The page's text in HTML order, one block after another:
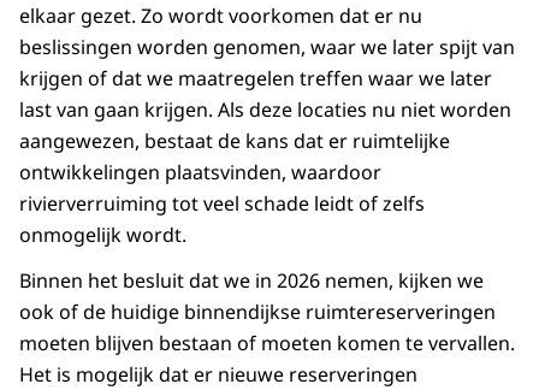
elkaar gezet. Zo wordt voorkomen dat er nu
beslissingen worden genomen, waar we later spijt van
krijgen of dat we maatregelen treffen waar we later
last van gaan krijgen. Als deze locaties nu niet worden
aangewezen, bestaat de kans dat er ruimtelijke
ontwikkelingen plaatsvinden, waardoor
rivierverruiming tot veel schade leidt of zelfs
onmogelijk wordt.
Binnen het besluit dat we in 2026 nemen, kijken we
ook of de huidige binnendijkse ruimtereserveringen
moeten blijven bestaan of moeten komen te vervallen.
Het is mogelijk dat er nieuwe reserveringen